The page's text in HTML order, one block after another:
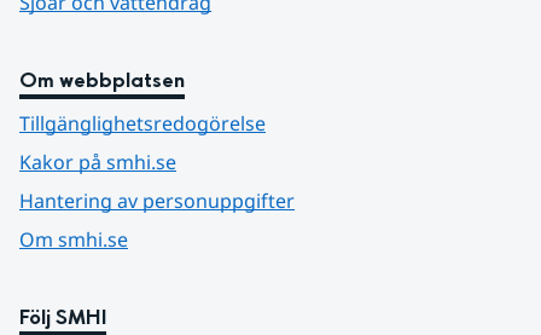
Om webbplatsen
Tillgänglighetsredogörelse
Kakor på smhi.se
Hantering av personuppgifter
Om smhi.se
Följ SMHI